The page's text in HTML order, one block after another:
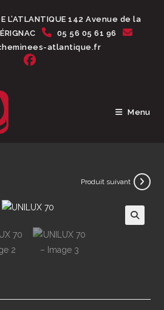
L’ATLANTIQUE 142 Avenue de la
05 56 05 61 96
atlantique.fr
Menu
Produit suivant